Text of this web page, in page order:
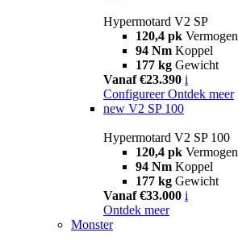
Hypermotard V2 SP
120,4 pk Vermogen
94 Nm Koppel
177 kg Gewicht
Vanaf €23.390 i
Configureer Ontdek meer
new V2 SP 100
Hypermotard V2 SP 100
120,4 pk Vermogen
94 Nm Koppel
177 kg Gewicht
Vanaf €33.000 i
Ontdek meer
Monster